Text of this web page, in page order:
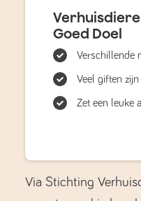
Goed Doel
Verschillende
Veel giften
Zet een leuke
Via Stichting